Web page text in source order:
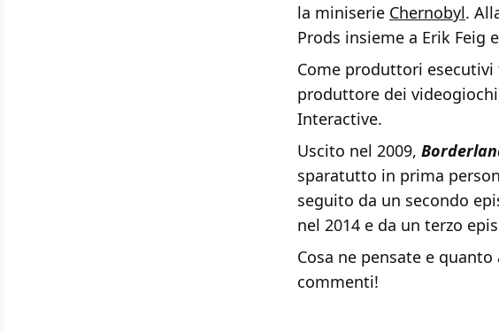
la miniserie Chernobyl.
Prods insieme a Erik Feig
Come produttori
produttore dei
Interactive.
Uscito nel 2009,
sparatutto in prima
seguito da un secondo
nel 2014 e da un terzo
Cosa ne pensate e
commenti!